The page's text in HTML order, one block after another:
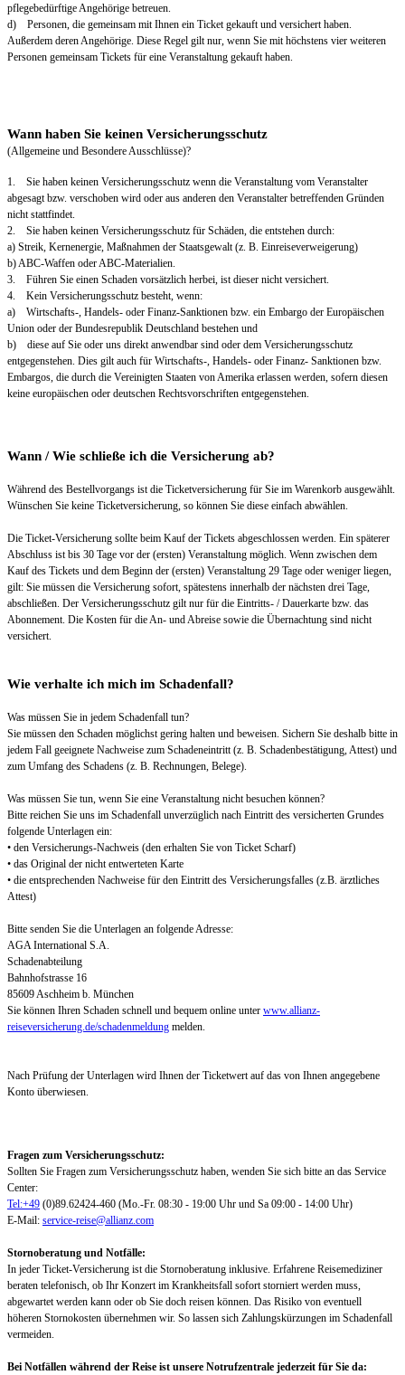
pflegebedürftige Angehörige betreuen.
d) Personen, die gemeinsam mit Ihnen ein Ticket gekauft und versichert haben.
Außerdem deren Angehörige. Diese Regel gilt nur, wenn Sie mit höchstens vier weiteren
Personen gemeinsam Tickets für eine Veranstaltung gekauft haben.
Wann haben Sie keinen Versicherungsschutz
(Allgemeine und Besondere Ausschlüsse)?
1. Sie haben keinen Versicherungsschutz wenn die Veranstaltung vom Veranstalter
abgesagt bzw. verschoben wird oder aus anderen den Veranstalter betreffenden Gründen
nicht stattfindet.
2. Sie haben keinen Versicherungsschutz für Schäden, die entstehen durch:
a) Streik, Kernenergie, Maßnahmen der Staatsgewalt (z. B. Einreiseverweigerung)
b) ABC-Waffen oder ABC-Materialien.
3. Führen Sie einen Schaden vorsätzlich herbei, ist dieser nicht versichert.
4. Kein Versicherungsschutz besteht, wenn:
a) Wirtschafts-, Handels- oder Finanz-Sanktionen bzw. ein Embargo der Europäischen
Union oder der Bundesrepublik Deutschland bestehen und
b) diese auf Sie oder uns direkt anwendbar sind oder dem Versicherungsschutz
entgegenstehen. Dies gilt auch für Wirtschafts-, Handels- oder Finanz- Sanktionen bzw.
Embargos, die durch die Vereinigten Staaten von Amerika erlassen werden, sofern diesen
keine europäischen oder deutschen Rechtsvorschriften entgegenstehen.
Wann / Wie schließe ich die Versicherung ab?
Während des Bestellvorgangs ist die Ticketversicherung für Sie im Warenkorb ausgewählt.
Wünschen Sie keine Ticketversicherung, so können Sie diese einfach abwählen.
Die Ticket-Versicherung sollte beim Kauf der Tickets abgeschlossen werden. Ein späterer
Abschluss ist bis 30 Tage vor der (ersten) Veranstaltung möglich. Wenn zwischen dem
Kauf des Tickets und dem Beginn der (ersten) Veranstaltung 29 Tage oder weniger liegen,
gilt: Sie müssen die Versicherung sofort, spätestens innerhalb der nächsten drei Tage,
abschließen. Der Versicherungsschutz gilt nur für die Eintritts- / Dauerkarte bzw. das
Abonnement. Die Kosten für die An- und Abreise sowie die Übernachtung sind nicht
versichert.
Wie verhalte ich mich im Schadenfall?
Was müssen Sie in jedem Schadenfall tun?
Sie müssen den Schaden möglichst gering halten und beweisen. Sichern Sie deshalb bitte in
jedem Fall geeignete Nachweise zum Schadeneintritt (z. B. Schadenbestätigung, Attest) und
zum Umfang des Schadens (z. B. Rechnungen, Belege).
Was müssen Sie tun, wenn Sie eine Veranstaltung nicht besuchen können?
Bitte reichen Sie uns im Schadenfall unverzüglich nach Eintritt des versicherten Grundes
folgende Unterlagen ein:
• den Versicherungs-Nachweis (den erhalten Sie von Ticket Scharf)
• das Original der nicht entwerteten Karte
• die entsprechenden Nachweise für den Eintritt des Versicherungsfalles (z.B. ärztliches
Attest)
Bitte senden Sie die Unterlagen an folgende Adresse:
AGA International S.A.
Schadenabteilung
Bahnhofstrasse 16
85609 Aschheim b. München
Sie können Ihren Schaden schnell und bequem online unter www.allianz-
reiseversicherung.de/schadenmeldung melden.
Nach Prüfung der Unterlagen wird Ihnen der Ticketwert auf das von Ihnen angegebene
Konto überwiesen.
Fragen zum Versicherungsschutz:
Sollten Sie Fragen zum Versicherungsschutz haben, wenden Sie sich bitte an das Service
Center:
Tel:+49 (0)89.62424-460 (Mo.-Fr. 08:30 - 19:00 Uhr und Sa 09:00 - 14:00 Uhr)
E-Mail: service-reise@allianz.com
Stornoberatung und Notfälle:
In jeder Ticket-Versicherung ist die Stornoberatung inklusive. Erfahrene Reisemediziner
beraten telefonisch, ob Ihr Konzert im Krankheitsfall sofort storniert werden muss,
abgewartet werden kann oder ob Sie doch reisen können. Das Risiko von eventuell
höheren Stornokosten übernehmen wir. So lassen sich Zahlungskürzungen im Schadenfall
vermeiden.
Bei Notfällen während der Reise ist unsere Notrufzentrale jederzeit für Sie da: